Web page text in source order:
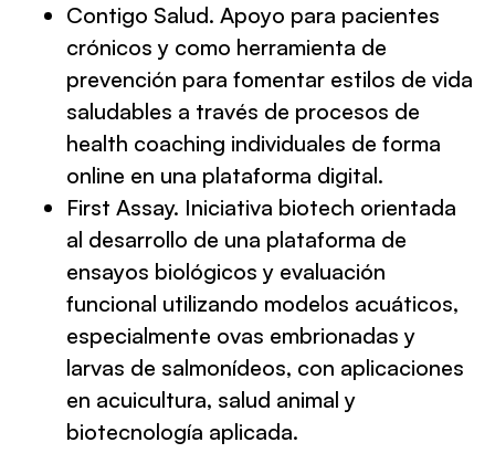
Contigo Salud. Apoyo para pacientes
crónicos y como herramienta de
prevención para fomentar estilos de vida
saludables a través de procesos de
health coaching individuales de forma
online en una plataforma digital.
First Assay. Iniciativa biotech orientada
al desarrollo de una plataforma de
ensayos biológicos y evaluación
funcional utilizando modelos acuáticos,
especialmente ovas embrionadas y
larvas de salmonídeos, con aplicaciones
en acuicultura, salud animal y
biotecnología aplicada.